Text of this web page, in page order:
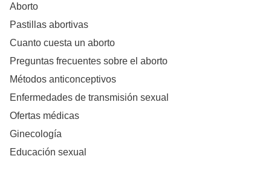
Aborto
Pastillas abortivas
Cuanto cuesta un aborto
Preguntas frecuentes sobre el aborto
Métodos anticonceptivos
Enfermedades de transmisión sexual
Ofertas médicas
Ginecología
Educación sexual